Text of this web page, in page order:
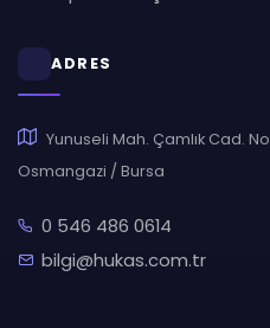
ADRES
Yunuseli Mah. Çamlık Cad.
Osmangazi / Bursa
0 546 486 0614
bilgi@hukas.com.tr